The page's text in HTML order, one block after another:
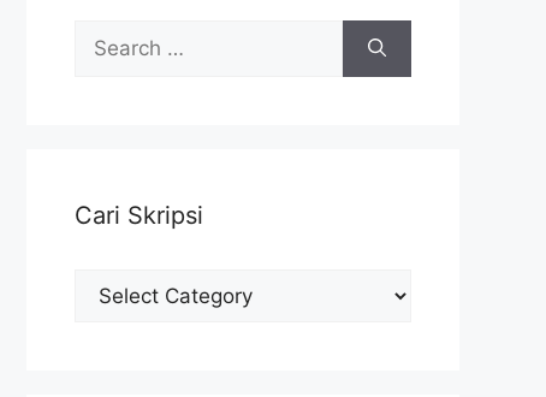
Search
for:
Cari Skripsi
Cari